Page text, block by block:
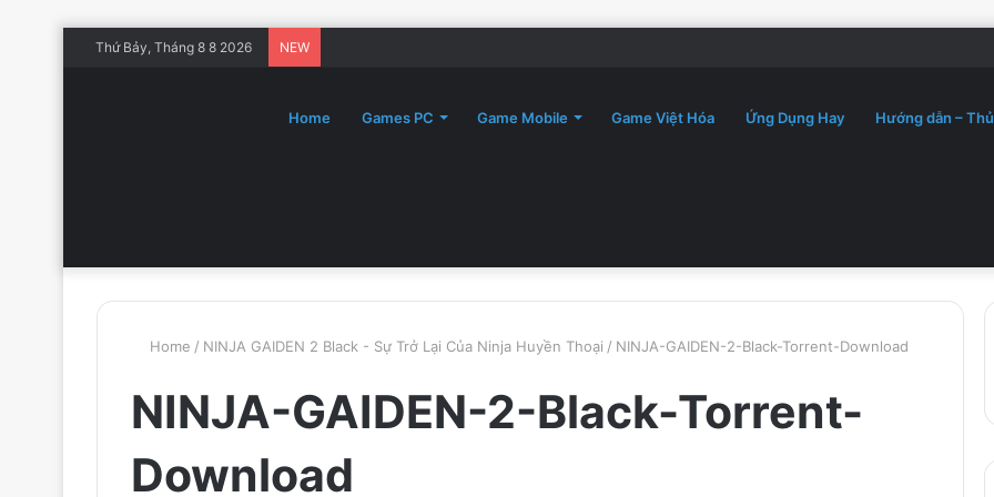
Thứ Bảy, Tháng 8 8 2026 NEW
Home Games PC Game Mobile Game Việt Hóa Ứng Dụng Hay Hướng dẫn –
Home / NINJA GAIDEN 2 Black - Sự Trở Lại Của Ninja Huyền Thoại / NINJA-GAIDEN-2-Black-Torrent-Download
NINJA-GAIDEN-2-Black-Torrent-
Download